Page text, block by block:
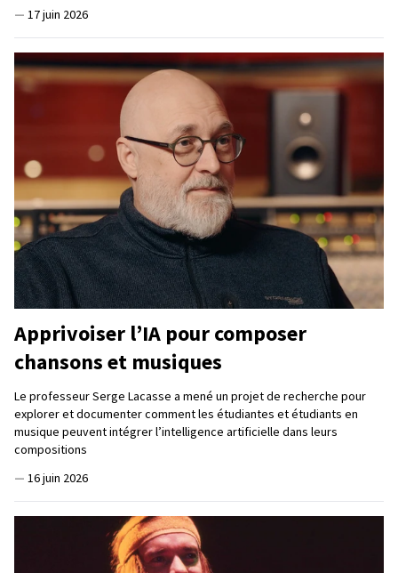
— 17 juin 2026
Apprivoiser l’IA pour composer
chansons et musiques
Le professeur Serge Lacasse a mené un projet de recherche pour
explorer et documenter comment les étudiantes et étudiants en
musique peuvent intégrer l’intelligence artificielle dans leurs
compositions
— 16 juin 2026